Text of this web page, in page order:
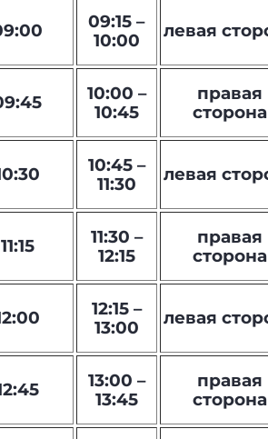
09:15 –
10:00
левая
10:00 –
10:45
правая
сторона
10:45 –
11:30
левая
11:15
11:30 –
12:15
правая
сторона
12:15 –
13:00
левая
13:00 –
13:45
правая
сторона